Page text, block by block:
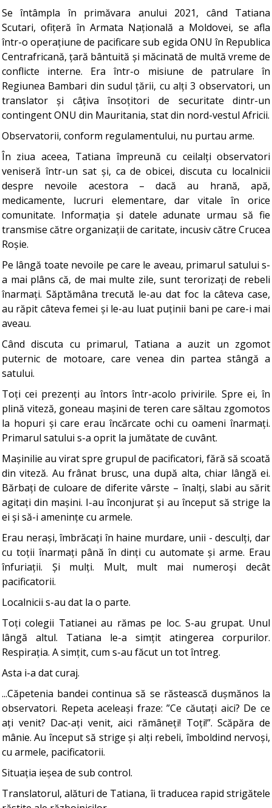
Se întâmpla în primăvara anului 2021, când Tatiana
Scutari, ofițeră în Armata Națională a Moldovei, se afla
într-o operațiune de pacificare sub egida ONU în Republica
Centrafricană, țară bântuită și măcinată de multă vreme de
conflicte interne. Era într-o misiune de patrulare în
Regiunea Bambari din sudul țării, cu alți 3 observatori, un
translator și câțiva însoțitori de securitate dintr-un
contingent ONU din Mauritania, stat din nord-vestul Africii.
Observatorii, conform regulamentului, nu purtau arme.
În ziua aceea, Tatiana împreună cu ceilalți observatori
veniseră într-un sat și, ca de obicei, discuta cu localnicii
despre nevoile acestora – dacă au hrană, apă,
medicamente, lucruri elementare, dar vitale în orice
comunitate. Informația și datele adunate urmau să fie
transmise către organizații de caritate, incusiv către Crucea
Roșie.
Pe lângă toate nevoile pe care le aveau, primarul satului s-
a mai plâns că, de mai multe zile, sunt terorizați de rebeli
înarmați. Săptămâna trecută le-au dat foc la câteva case,
au răpit câteva femei și le-au luat puținii bani pe care-i mai
aveau.
Când discuta cu primarul, Tatiana a auzit un zgomot
puternic de motoare, care venea din partea stângă a
satului.
Toți cei prezenți au întors într-acolo privirile. Spre ei, în
plină viteză, goneau mașini de teren care săltau zgomotos
la hopuri și care erau încărcate ochi cu oameni înarmați.
Primarul satului s-a oprit la jumătate de cuvânt.
Mașinilie au virat spre grupul de pacificatori, fără să scoată
din viteză. Au frânat brusc, una după alta, chiar lângă ei.
Bărbați de culoare de diferite vârste – înalți, slabi au sărit
agitați din mașini. I-au înconjurat și au început să strige la
ei și să-i amenințe cu armele.
Erau nerași, îmbrăcați în haine murdare, unii - desculți, dar
cu toții înarmați până în dinți cu automate și arme. Erau
înfuriații. Și mulți. Mult, mult mai numeroși decât
pacificatorii.
Localnicii s-au dat la o parte.
Toți colegii Tatianei au rămas pe loc. S-au grupat. Unul
lângă altul. Tatiana le-a simțit atingerea corpurilor.
Respirația. A simțit, cum s-au făcut un tot întreg.
Asta i-a dat curaj.
...Căpetenia bandei continua să se răstească dușmănos la
observatori. Repeta aceleași fraze: ”Ce căutați aici? De ce
ați venit? Dac-ați venit, aici rămâneți! Toți!”. Scăpăra de
mânie. Au început să strige și alți rebeli, îmboldind nervoși,
cu armele, pacificatorii.
Situația ieșea de sub control.
Translatorul, alături de Tatiana, îi traducea rapid strigătele